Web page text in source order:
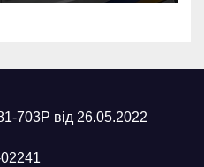
703Р від 26.05.2022